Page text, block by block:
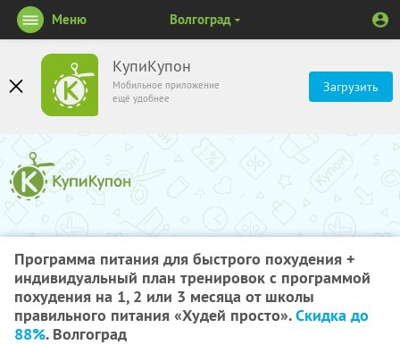
КупиКупон
Мобильное приложение
ещё удобнее
Загрузить
Меню Волгоград
Программа питания для быстрого похудения +
индивидуальный план тренировок с программой
похудения на 1, 2 или 3 месяца от школы
правильного питания «Худей просто».Скидка до
88%. Волгоград